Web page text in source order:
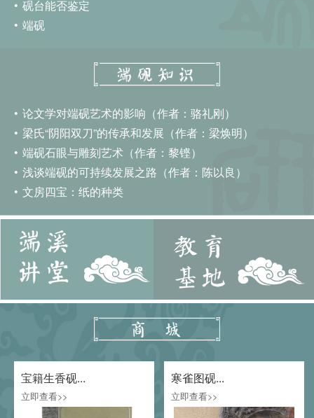
砚台能否鉴定
端砚
论文学对端砚艺术的影响（作者：骆礼刚）
梁氏“阴阳双刀”的传承和发展（作者：梁焕明）
端砚石眼与雕刻艺术（作者：黎铿）
浅谈端砚的可持续发展之路（作者：陈以良）
文房四宝：纸的种类
宝籍生香砚...
立即查看>>
寒雀图砚...
立即查看>>